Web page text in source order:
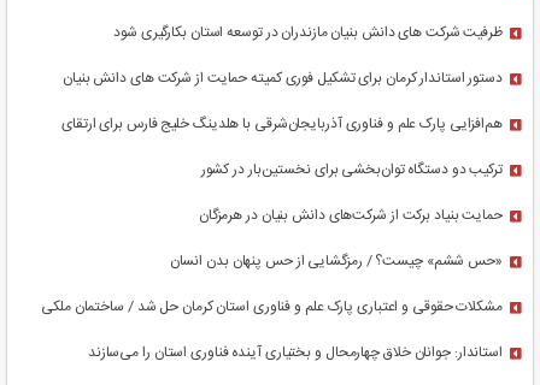
ظرفیت شرکت های دانش بنیان مازندران در توسعه استان بکارگیری شود
دستور استاندار کرمان برای تشکیل فوری کمیته حمایت از شرکت های دانش بنیان
هم‌افزایی پارک علم و فناوری آذربایجان‌شرقی با هلدینگ خلیج فارس برای ارتقای
شرکت‌های نفتی و پتروشیمی
ترکیب دو دستگاه توان‌بخشی برای نخستین‌بار در کشور
حمایت بنیاد برکت از شرکت‌های دانش بنیان در هرمزگان
«حس ششم» چیست؟ / رمزگشایی از حس پنهان بدن انسان
مشکلات حقوقی و اعتباری پارک علم و فناوری استان کرمان حل شد / ساختمان ملکی
نداریم
استاندار: جوانان خلاق چهارمحال و بختیاری آینده فناوری استان را می‌سازند